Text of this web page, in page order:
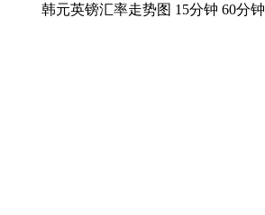
韩元英镑汇率走势图 15分钟 60分钟